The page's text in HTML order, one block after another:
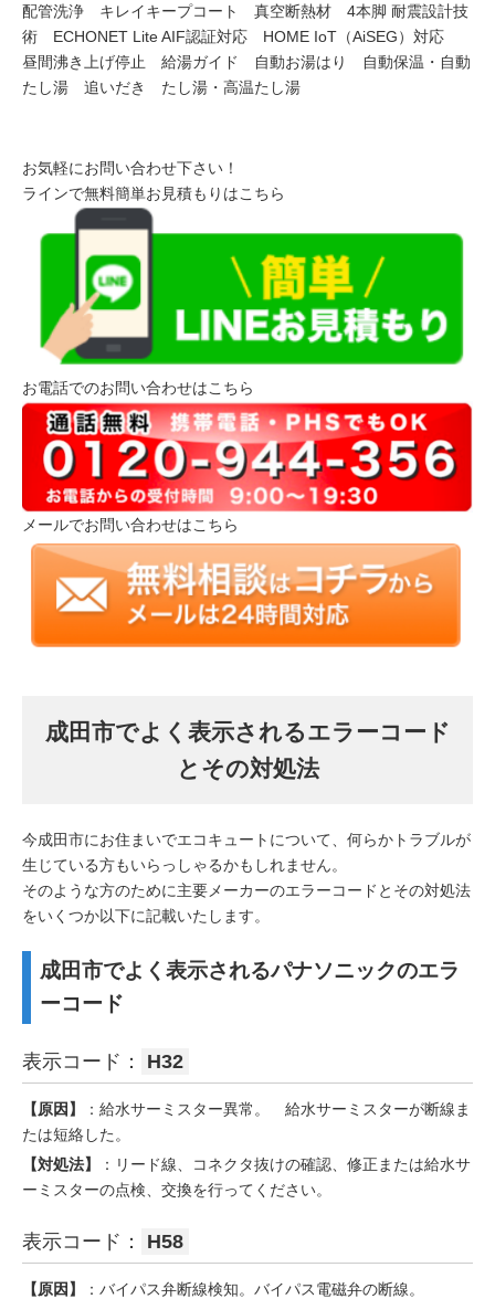
配管洗浄 キレイキープコート 真空断熱材 4本脚 耐震設計技
術 ECHONET Lite AIF認証対応 HOME IoT（AiSEG）対応
昼間沸き上げ停止 給湯ガイド 自動お湯はり 自動保温・自動
たし湯 追いだき たし湯・高温たし湯
お気軽にお問い合わせ下さい！
ラインで無料簡単お見積もりはこちら
お電話でのお問い合わせはこちら
メールでお問い合わせはこちら
成田市でよく表示されるエラーコード
とその対処法
今成田市にお住まいでエコキュートについて、何らかトラブルが
生じている方もいらっしゃるかもしれません。
そのような方のために主要メーカーのエラーコードとその対処法
をいくつか以下に記載いたします。
成田市でよく表示されるパナソニックのエラ
ーコード
表示コード： H32
【原因】
：給水サーミスター異常。 給水サーミスターが断線ま
たは短絡した。
【対処法】
：リード線、コネクタ抜けの確認、修正または給水サ
ーミスターの点検、交換を行ってください。
表示コード： H58
【原因】 ：バイパス弁断線検知。バイパス電磁弁の断線。